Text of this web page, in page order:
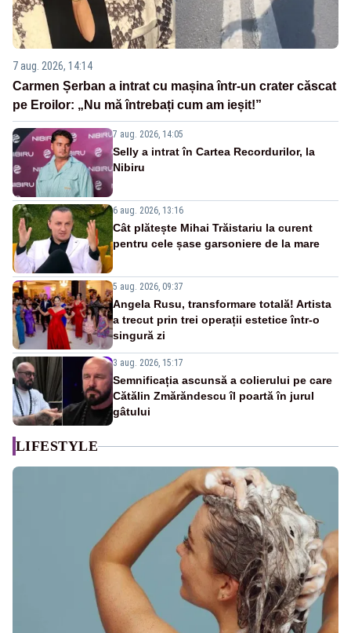
7 aug. 2026, 14:14
Carmen Șerban a intrat cu mașina într-un crater căscat
pe Eroilor: „Nu mă întrebați cum am ieșit!”
7 aug. 2026, 14:05
Selly a intrat în Cartea Recordurilor, la
Nibiru
6 aug. 2026, 13:16
Cât plătește Mihai Trăistariu la curent
pentru cele șase garsoniere de la mare
5 aug. 2026, 09:37
Angela Rusu, transformare totală! Artista
a trecut prin trei operații estetice într-o
singură zi
3 aug. 2026, 15:17
Semnificația ascunsă a colierului pe care
Cătălin Zmărăndescu îl poartă în jurul
gâtului
LIFESTYLE